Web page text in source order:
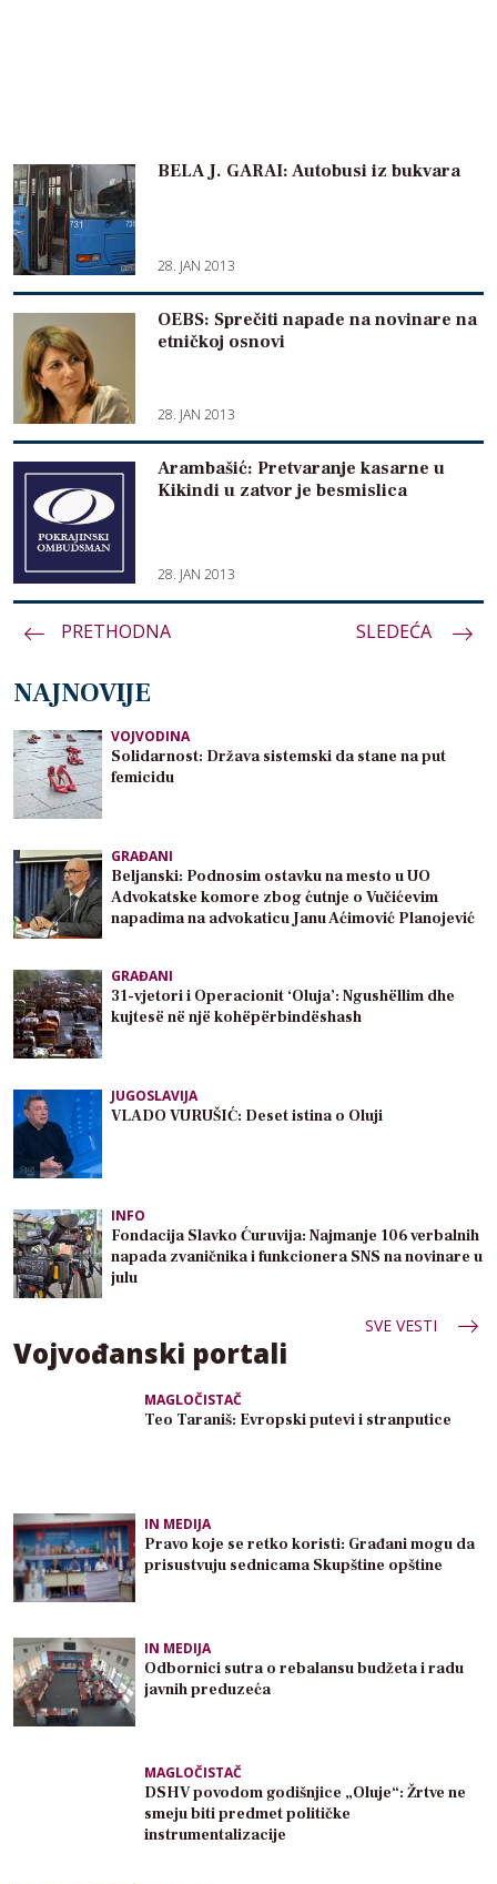
BELA J. GARAI: Autobusi iz bukvara
28. JAN 2013
OEBS: Sprečiti napade na novinare na
etničkoj osnovi
28. JAN 2013
Arambašić: Pretvaranje kasarne u
Kikindi u zatvor je besmislica
28. JAN 2013
Paginacija
PRETHODNA SLEDEĆA
NAJNOVIJE
VOJVODINA
Solidarnost: Država sistemski da stane na put
femicidu
GRAĐANI
Beljanski: Podnosim ostavku na mesto u UO
Advokatske komore zbog ćutnje o Vučićevim
napadima na advokaticu Janu Aćimović Planojević
GRAĐANI
31-vjetori i Operacionit ‘Oluja’: Ngushëllim dhe
kujtesë në një kohëpërbindëshash
JUGOSLAVIJA
VLADO VURUŠIĆ: Deset istina o Oluji
INFO
Fondacija Slavko Ćuruvija: Najmanje 106 verbalnih
napada zvaničnika i funkcionera SNS na novinare u
julu
SVE VESTI
Vojvođanski portali
MAGLOČISTAČ
Teo Taraniš: Evropski putevi i stranputice
IN MEDIJA
Pravo koje se retko koristi: Građani mogu da
prisustvuju sednicama Skupštine opštine
IN MEDIJA
Odbornici sutra o rebalansu budžeta i radu
javnih preduzeća
MAGLOČISTAČ
DSHV povodom godišnjice „Oluje“: Žrtve ne
smeju biti predmet političke
instrumentalizacije